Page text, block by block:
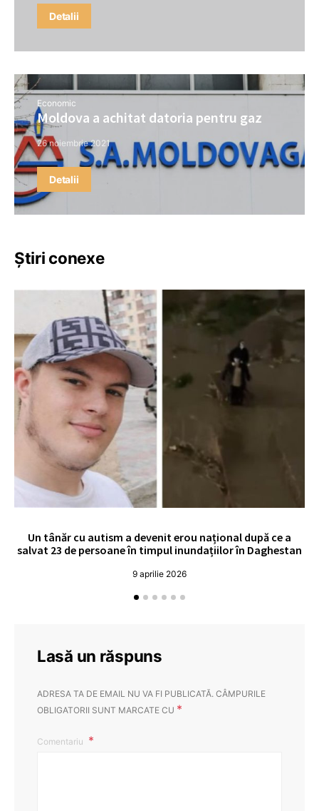
Detalii
Economic
Moldova a achitat datoria pentru gaz
26 noiembrie 2021
Detalii
Știri conexe
Un tânăr cu autism a devenit erou național după ce a
salvat 23 de persoane în timpul inundațiilor în Daghestan
9 aprilie 2026
Lasă un răspuns
ADRESA TA DE EMAIL NU VA FI PUBLICATĂ. CÂMPURILE
OBLIGATORII SUNT MARCATE CU *
Comentariu